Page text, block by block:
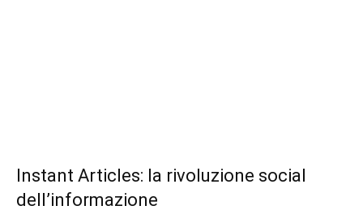
Instant Articles: la rivoluzione social
dell’informazione